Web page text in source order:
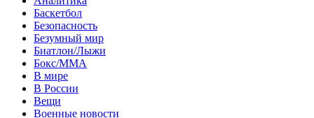
Баскетбол
Безопасность
Безумный мир
Биатлон/Лыжи
Бокс/MMA
В мире
В России
Вещи
Военные новости